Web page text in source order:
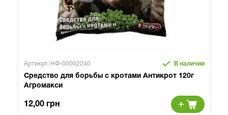
Артикул: НФ-00002240 В наличии
Средство для борьбы с кротами Антикрот 120г
Агромакси
12,00 грн